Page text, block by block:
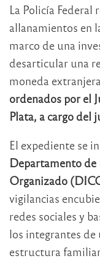
La Policía Federal
allanamientos en
marco de una
desarticular una
moneda
ordenados por el
Plata, a cargo del
El expediente se
Departamento
Organizado
vigilancias
redes sociales y
los integrantes de
estructura